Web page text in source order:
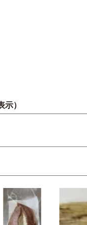
示）